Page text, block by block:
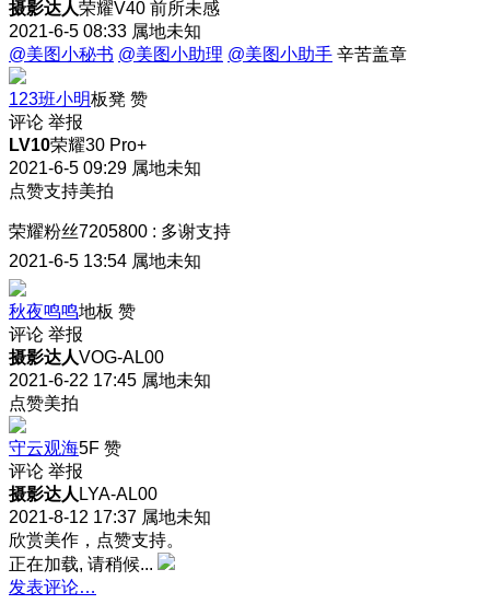
摄影达人荣耀V40 前所未感
2021-6-5 08:33 属地未知
@美图小秘书 @美图小助理 @美图小助手 辛苦盖章
123班小明板凳 赞
评论 举报
LV10荣耀30 Pro+
2021-6-5 09:29 属地未知
点赞支持美拍
荣耀粉丝7205800 : 多谢支持
2021-6-5 13:54 属地未知
秋夜鸣鸣地板 赞
评论 举报
摄影达人VOG-AL00
2021-6-22 17:45 属地未知
点赞美拍
守云观海5F 赞
评论 举报
摄影达人 LYA-AL00
2021-8-12 17:37 属地未知
欣赏美作，点赞支持。
正在加载, 请稍候...
发表评论…